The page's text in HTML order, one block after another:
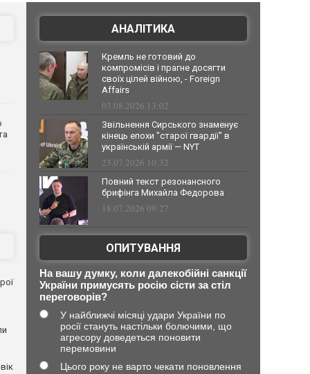
АНАЛІТИКА
Кремль не готовий до
компромісів і прагне досягти
своїх цілей війною, - Foreign
Affairs
03.08.2026 13:02
Звільнення Сирського знаменує
кінець епохи "старої гвардії" в
українській армії — NYT
23.07.2026 10:32
Повний текст резонансного
брифінга Михайла Федорова
18.07.2026 09:27
ОПИТУВАННЯ
На вашу думку, коли далекобійні санкції
України примусять росію сісти за стіл
переговорів?
У найближчі місяці удари України по
росії стануть настільки болючими, що
агресору доведеться поновити
перемовини
Цього року не варто чекати поновлення